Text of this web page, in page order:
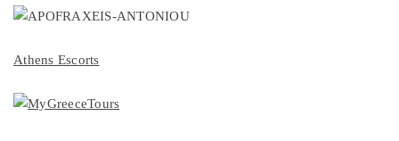
Athens Escorts